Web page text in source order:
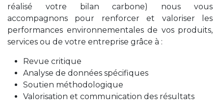
réalisé votre bilan carbone) nous vous
accompagnons pour renforcer et valoriser les
performances environnementales de vos produits,
services ou de votre entreprise grâce à :
Revue critique
Analyse de données spécifiques
Soutien méthodologique
Valorisation et communication des résultats